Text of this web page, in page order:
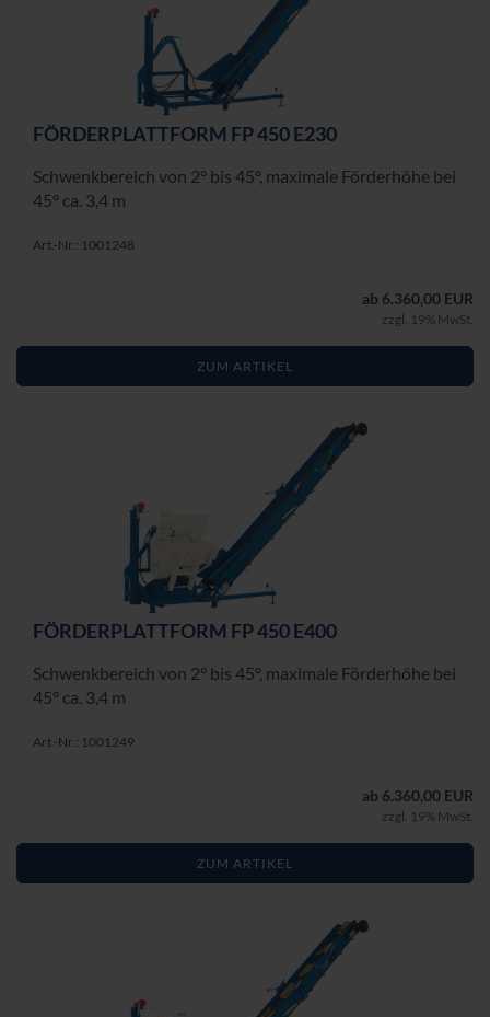
FÖR­DER­PLATT­FORM FP 450 E230
Schwenk­be­reich von 2° bis 45°, ma­xi­ma­le För­der­hö­he bei
45° ca. 3,4 m
Art.-Nr.: 1001248
ab 6.360,00 EUR
zzgl. 19% MwSt.
ZUM ARTIKEL
FÖR­DER­PLATT­FORM FP 450 E400
Schwenk­be­reich von 2° bis 45°, ma­xi­ma­le För­der­hö­he bei
45° ca. 3,4 m
Art.-Nr.: 1001249
ab 6.360,00 EUR
zzgl. 19% MwSt.
ZUM ARTIKEL